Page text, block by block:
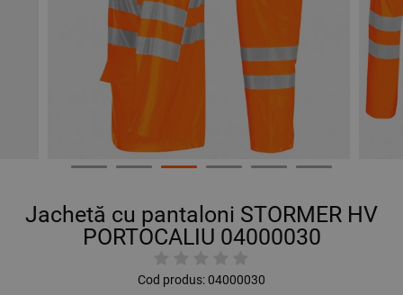
Jachetă cu pantaloni STORMER HV
PORTOCALIU 04000030
Cod produs:04000030